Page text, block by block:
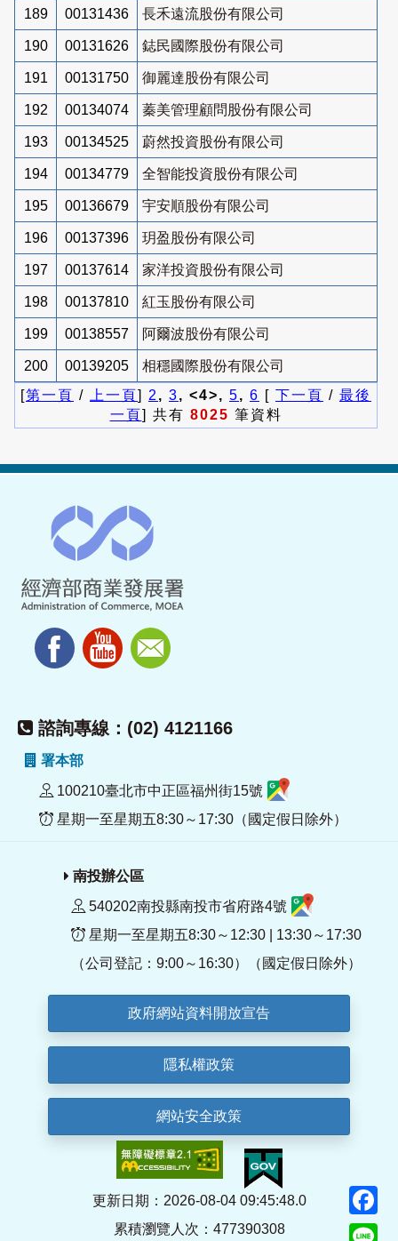
189 00131436 長禾遠流股份有限公司
190 00131626 鋕民國際股份有限公司
191 00131750 御麗達股份有限公司
192 00134074 蓁美管理顧問股份有限公司
193 00134525 蔚然投資股份有限公司
194 00134779 全智能投資股份有限公司
195 00136679 宇安順股份有限公司
196 00137396 玥盈股份有限公司
197 00137614 家洋投資股份有限公司
198 00137810 紅玉股份有限公司
199 00138557 阿爾波股份有限公司
200 00139205
相穩國際股份有限公司
[第一頁 / 上一頁] 2 , 3, <4>, 5, 6 [ 下一頁 / 最後
一頁] 共有 8025 筆資料
諮詢專線：(02) 4121166
署本部
100210臺北市中正區福州街15號
星期一至星期五8:30～17:30（國定假日除外）
南投辦公區
540202南投縣南投市省府路4號
星期一至星期五8:30～12:30 | 13:30～17:30
（公司登記：9:00～16:30）（國定假日除外）
政府網站資料開放宣告
隱私權政策
網站安全政策
更新日期：2026-08-04 09:45:48.0
累積瀏覽人次：477390308